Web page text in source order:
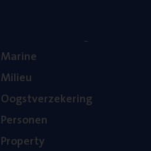
Mari­ne
Mili­eu
Oogst­ver­ze­ke­ring
Per­so­nen
Pro­per­ty